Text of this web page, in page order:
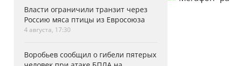
Власти ограничили транзит через
Россию мяса птицы из Евросоюза
4 августа, 17:30
Воробьев сообщил о гибели пятерых